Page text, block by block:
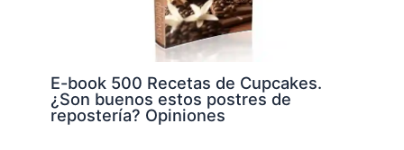
E-book 500 Recetas de Cupcakes.
¿Son buenos estos postres de
repostería? Opiniones